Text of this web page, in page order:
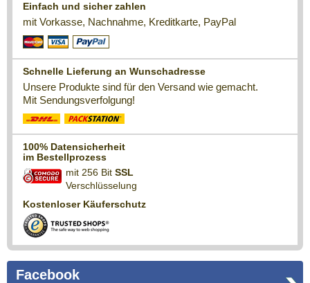
Einfach und sicher zahlen
mit Vorkasse, Nachnahme, Kreditkarte, PayPal
Schnelle Lieferung an Wunschadresse
Unsere Produkte sind für den Versand wie gemacht.
Mit Sendungsverfolgung!
100% Datensicherheit
im Bestellprozess
mit 256 Bit SSL
Verschlüsselung
Kostenloser Käuferschutz
Facebook